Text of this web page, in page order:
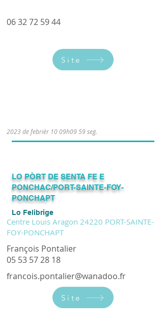
06 32 72 59 44
Site
2023 de febrièr 10 09h09 59 seg.
LO PÒRT DE SENTA FE E
PONCHAC/PORT-SAINTE-FOY-
PONCHAPT
Lo Felibrige
Centre Louis Aragon 24220 PORT-SAINTE-
FOY-PONCHAPT
François Pontalier
05 53 57 28 18
francois.pontalier@wanadoo.fr
Site